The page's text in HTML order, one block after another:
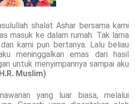
shalat Ashar bersama kami
masuk ke dalam rumah. Tak lama
kami pun bertanya. Lalu beliau
meninggalkan emas dari hasil
untuk menyimpannya sampai aku
Muslim)
yang luar biasa, melalui